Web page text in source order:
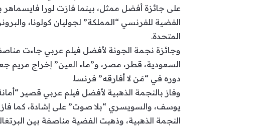
على جائزة أفضل ممثل، بينما فازت لورا فايسماهر
الفضية للفرنسي “المملكة” لجوليان كولونا،
المتحدة.
وجائزة نجمة الجونة لأفضل فيلم عربي جاءت
السعودية، قطر، مصر، و”ماء العين” إخراج مريم
دوره في “مَن لا أفارقه” فرنسا.
وفاز بالنجمة الذهبية لأفضل فيلم عربي قصير
يوسف، والسويسري “بلا صوت” على إشادة، كما فاز
النجمة الذهبية، وذهبت الفضية مناصفة بين